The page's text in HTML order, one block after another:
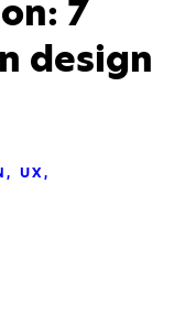
7
design
UX